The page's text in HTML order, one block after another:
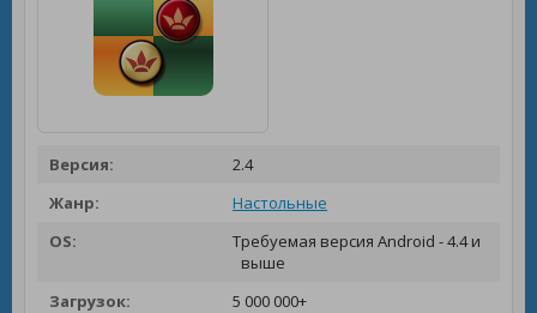
Версия:
2.4
Жанр:
Настольные
OS:
Требуемая версия Android - 4.4 и
выше
Загрузок:
5 000 000+